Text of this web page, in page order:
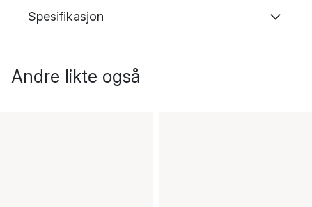
Spesifikasjon
Andre likte også